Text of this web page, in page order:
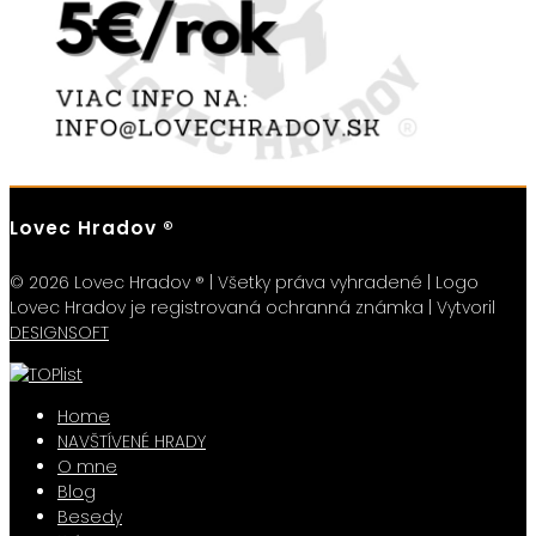
Lovec Hradov ®
© 2026 Lovec Hradov ® | Všetky práva vyhradené | Logo
Lovec Hradov je registrovaná ochranná známka | Vytvoril
DESIGNSOFT
Home
NAVŠTÍVENÉ HRADY
O mne
Blog
Besedy